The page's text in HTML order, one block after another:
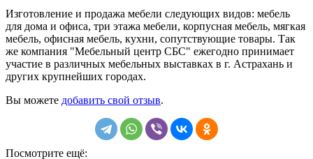
Изготовление и продажа мебели следующих видов: мебель
для дома и офиса, три этажа мебели, корпусная мебель, мягкая
мебель, офисная мебель, кухни, сопутствующие товары. Так
же компания "Мебельный центр СБС" ежегодно принимает
участие в различных мебельных выставках в г. Астрахань и
других крупнейших городах.
Вы можете добавить свой отзыв.
Посмотрите ещё: